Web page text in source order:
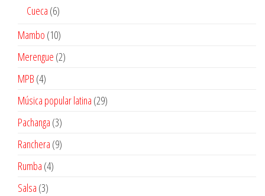
Cueca 66
Mambo 1010
productos
Merengue 22
MPB 44
productos
Música popular latina 2929
Pachanga 33
productos
Ranchera 99
Rumba 44
Salsa 33